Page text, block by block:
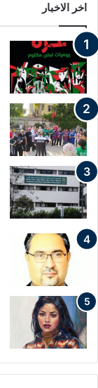
اخر الاخبار